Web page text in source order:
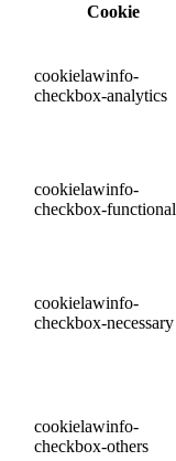
Cookie
cookielawinfo-
checkbox-analytics
cookielawinfo-
checkbox-functional
cookielawinfo-
checkbox-necessary
cookielawinfo-
checkbox-others